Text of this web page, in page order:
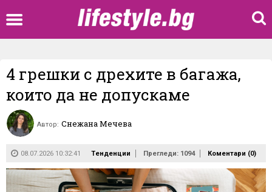
4 грешки с дрехите в багажа,
които да не допускаме
Автор: Снежана Мечева
08.07.2026 10:32:41 Тенденции Прегледи: 1094 Коментари (0)